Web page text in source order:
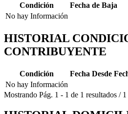
Condición
Fecha de Baja
No hay Información
HISTORIAL
CONTRIBUYENTE
Condición Fecha Desde
No hay Información
Mostrando Pág. 1 - 1 de 1 resultados / 1